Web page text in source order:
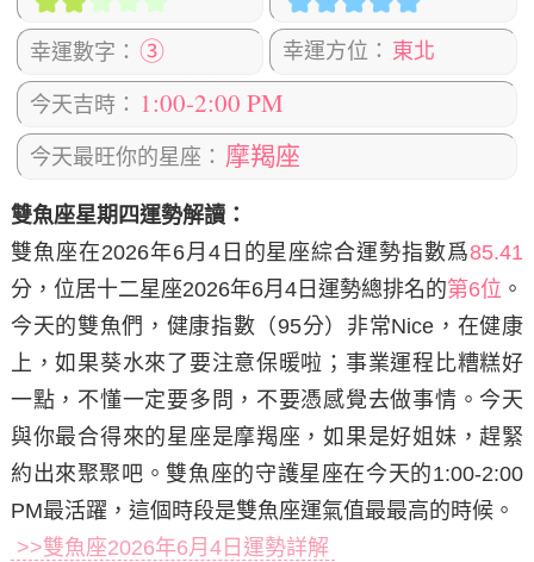
幸運數字： ③ 幸運方位： 東北
今天吉時： 1:00-2:00 PM
今天最旺你的星座： 摩羯座
雙魚座星期四運勢解讀：
雙魚座在2026年6月4日 的星座綜合運勢指數爲85.41
分，位居十二星座2026年6月4日運勢總排名的第6位 。
今天的雙魚們，健康指數（95分）非常Nice，在健康
上，如果葵水來了要注意保暖啦；事業運程比糟糕好
一點，不懂一定要多問，不要憑感覺去做事情。今天
與你最合得來的星座是摩羯座，如果是好姐妹，趕緊
約出來聚聚吧。雙魚座的守護星座在今天的1:00-2:00
PM最活躍，這個時段是雙魚座運氣值最最高的時候。
>>雙魚座2026年6月4日運勢詳解